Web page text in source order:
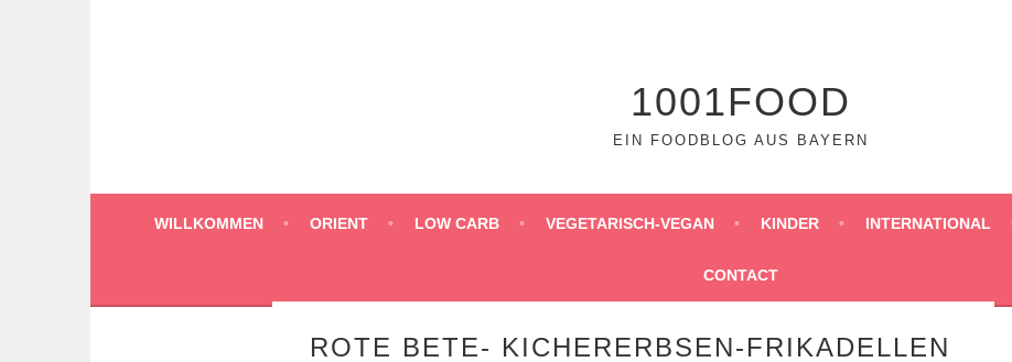
1001FOOD
EIN FOODBLOG AUS BAYERN
WILLKOMMEN ORIENT LOW CARB VEGETARISCH-VEGAN KINDER INTERNATIONAL
CONTACT
ROTE BETE- KICHERERBSEN-FRIKADELLEN